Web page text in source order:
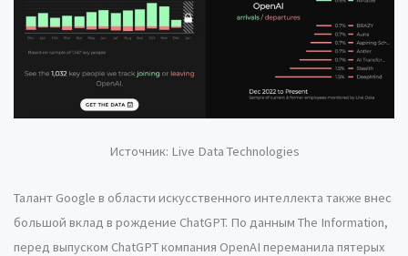
Источник: Live Data Technologies
Талант Google в области искусственного интеллекта также внес
большой вклад в рождение ChatGPT. По данным The Information,
перед выпуском ChatGPT компания OpenAI переманила пятерых